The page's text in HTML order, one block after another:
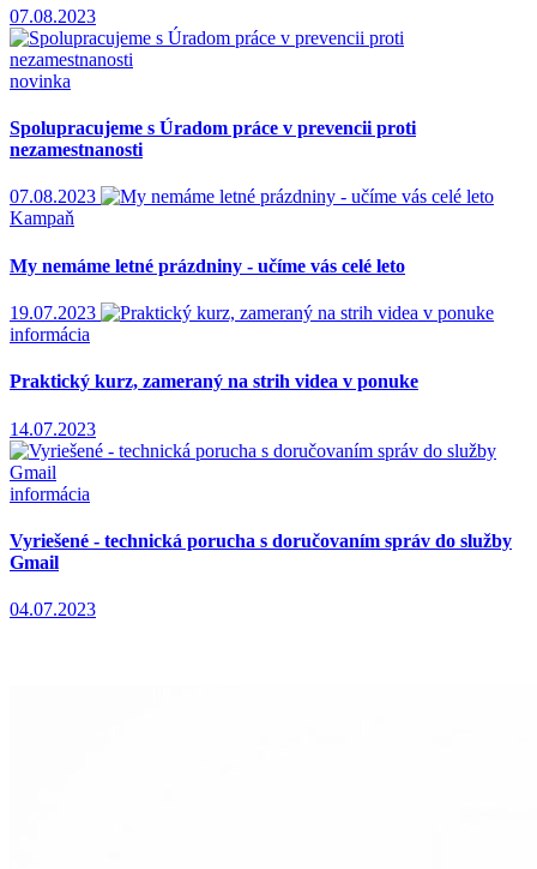
07.08.2023
novinka
Spolupracujeme s Úradom práce v prevencii proti
nezamestnanosti
07.08.2023
Kampaň
My nemáme letné prázdniny - učíme vás celé leto
19.07.2023
informácia
Praktický kurz, zameraný na strih videa v ponuke
14.07.2023
informácia
Vyriešené - technická porucha s doručovaním správ do služby
Gmail
04.07.2023